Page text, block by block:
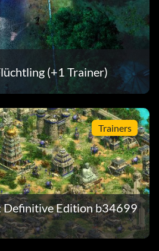
(+1 Trainer)
Trainers
Definitive Edition b34699